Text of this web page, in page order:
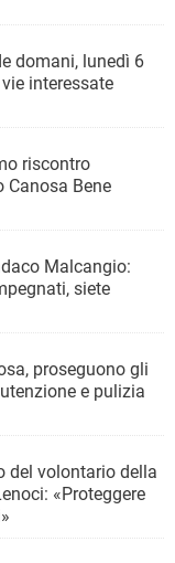
domani, lunedì 6
interessate
riscontro
Bene
Malcangio:
siete
proseguono gli
e pulizia
del volontario della
«Proteggere